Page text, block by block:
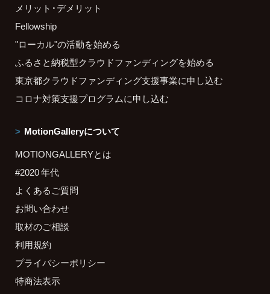
メリット・デメリット
Fellowship
"ローカル"の活動を始める
ふるさと納税型クラウドファンディングを始める
東京都クラウドファンディング支援事業に申し込む
コロナ対策支援プログラムに申し込む
MotionGalleryについて
MOTIONGALLERYとは
#2020 年代
よくあるご質問
お問い合わせ
取材のご相談
利用規約
プライバシーポリシー
特商法表示